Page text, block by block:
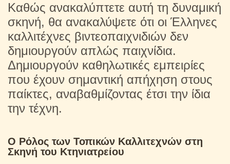
Καθώς ανακαλύπτετε αυτή τη δυναμική
σκηνή, θα ανακαλύψετε ότι οι Έλληνες
καλλιτέχνες βιντεοπαιχνιδιών δεν
δημιουργούν απλώς παιχνίδια.
Δημιουργούν καθηλωτικές εμπειρίες
που έχουν σημαντική απήχηση στους
παίκτες, αναβαθμίζοντας έτσι την ίδια
την τέχνη.
Ο Ρόλος των Τοπικών Καλλιτεχνών στη
Σκηνή του Κτηνιατρείου